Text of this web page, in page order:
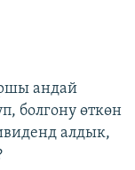
андай
болгону өткөн
алдык,